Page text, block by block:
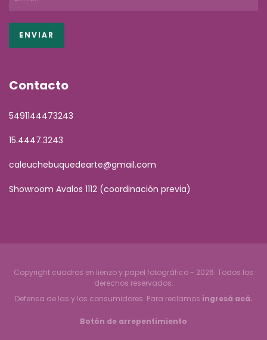
Contacto
5491144473243
15.4447.3243
caleuchebuquedearte@gmail.com
Showroom Avalos 1112 (coordinación previa)
Copyright cuadros en lienzo y papel fotográfico - 2026. Todos los
derechos reservados.
Defensa de las y los consumidores. Para reclamos ingresá acá.
Botón de arrepentimiento